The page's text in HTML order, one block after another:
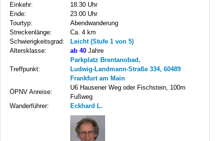
Einkehr:
18.30 Uhr
Ende:
23.00 Uhr
Tourtyp:
Abendwanderung
Streckenlänge:
Ca. 4 km
Schwierigkeitsgrad:
Leicht (Stufe 1 von 5)
Altersklasse:
ab 40 Jahre
Treffpunkt:
Parkplatz Brentanobad,
Ludwig-Landmann-Straße 334, 60489
Frankfurt am Main
ÖPNV Anreise:
U6 Hausener Weg oder Fischstein, 100m
Fußweg
Wanderführer:
Eckhard L.